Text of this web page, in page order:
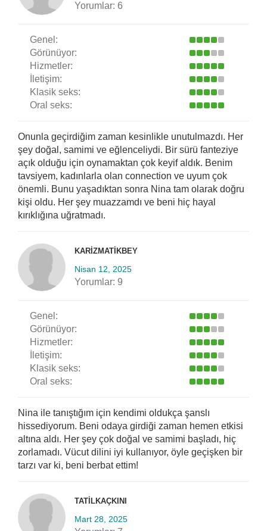
Yorumlar: 6
Genel:
Görünüyor:
Hizmetler:
İletişim:
Klasik seks:
Oral seks:
Onunla geçirdiğim zaman kesinlikle unutulmazdı. Her
şey doğal, samimi ve eğlenceliydi. Bir sürü fanteziye
açık olduğu için oynamaktan çok keyif aldık. Benim
tavsiyem, kadınlarla olan connection ve uyum çok
önemli. Bunu yaşadıktan sonra Nina tam olarak doğru
kişi oldu. Her şey muazzamdı ve beni hiç hayal
kırıklığına uğratmadı.
KARIZMATIKBEY
Nisan 12, 2025
Yorumlar: 9
Genel:
Görünüyor:
Hizmetler:
İletişim:
Klasik seks:
Oral seks:
Nina ile tanıştığım için kendimi oldukça şanslı
hissediyorum. Beni odaya girdiği zaman hemen etkisi
altına aldı. Her şey çok doğal ve samimi başladı, hiç
zorlamadı. Vücut dilini iyi kullanıyor, öyle geçişken bir
tarzı var ki, beni berbat ettim!
TATILKAÇKINI
Mart 28, 2025